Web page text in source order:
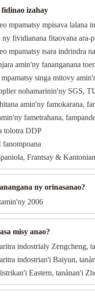
izahay
mpamatsy mpisava lalana
fividianana fitaovana ara-
mpamatsy tsara indrindra
amin'ny fananganana
singa mitovy
nohamarinin'ny SGS,
amin'ny famokarana,
fametrahana,
tolotra DDP
Frantsay &
ny orinasanao?
2006
misy anao?
indostrialy Zengcheng,
indostrian'i Baiyun,
Eastern, tanànan'i